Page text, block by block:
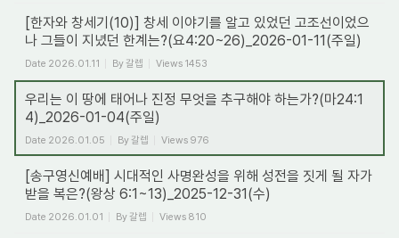
[한자와 창세기(10)] 창세 이야기를 알고 있었던 고조선이었으
나 그들이 지녔던 한계는?(요4:20~26)_2026-01-11(주일)
Date 2026.01.11 By갈렙 Views 1453
우리는 이 땅에 태어나 진정 무엇을 추구해야 하는가?(마24:1
4)_2026-01-04(주일)
Date 2026.01.05 By갈렙 Views 976
[송구영신예배] 시대적인 사명완성을 위해 성전을 짓게 될 자가
받을 복은?(왕상 6:1~13)_2025-12-31(수)
Date 2026.01.01 By갈렙 Views 810